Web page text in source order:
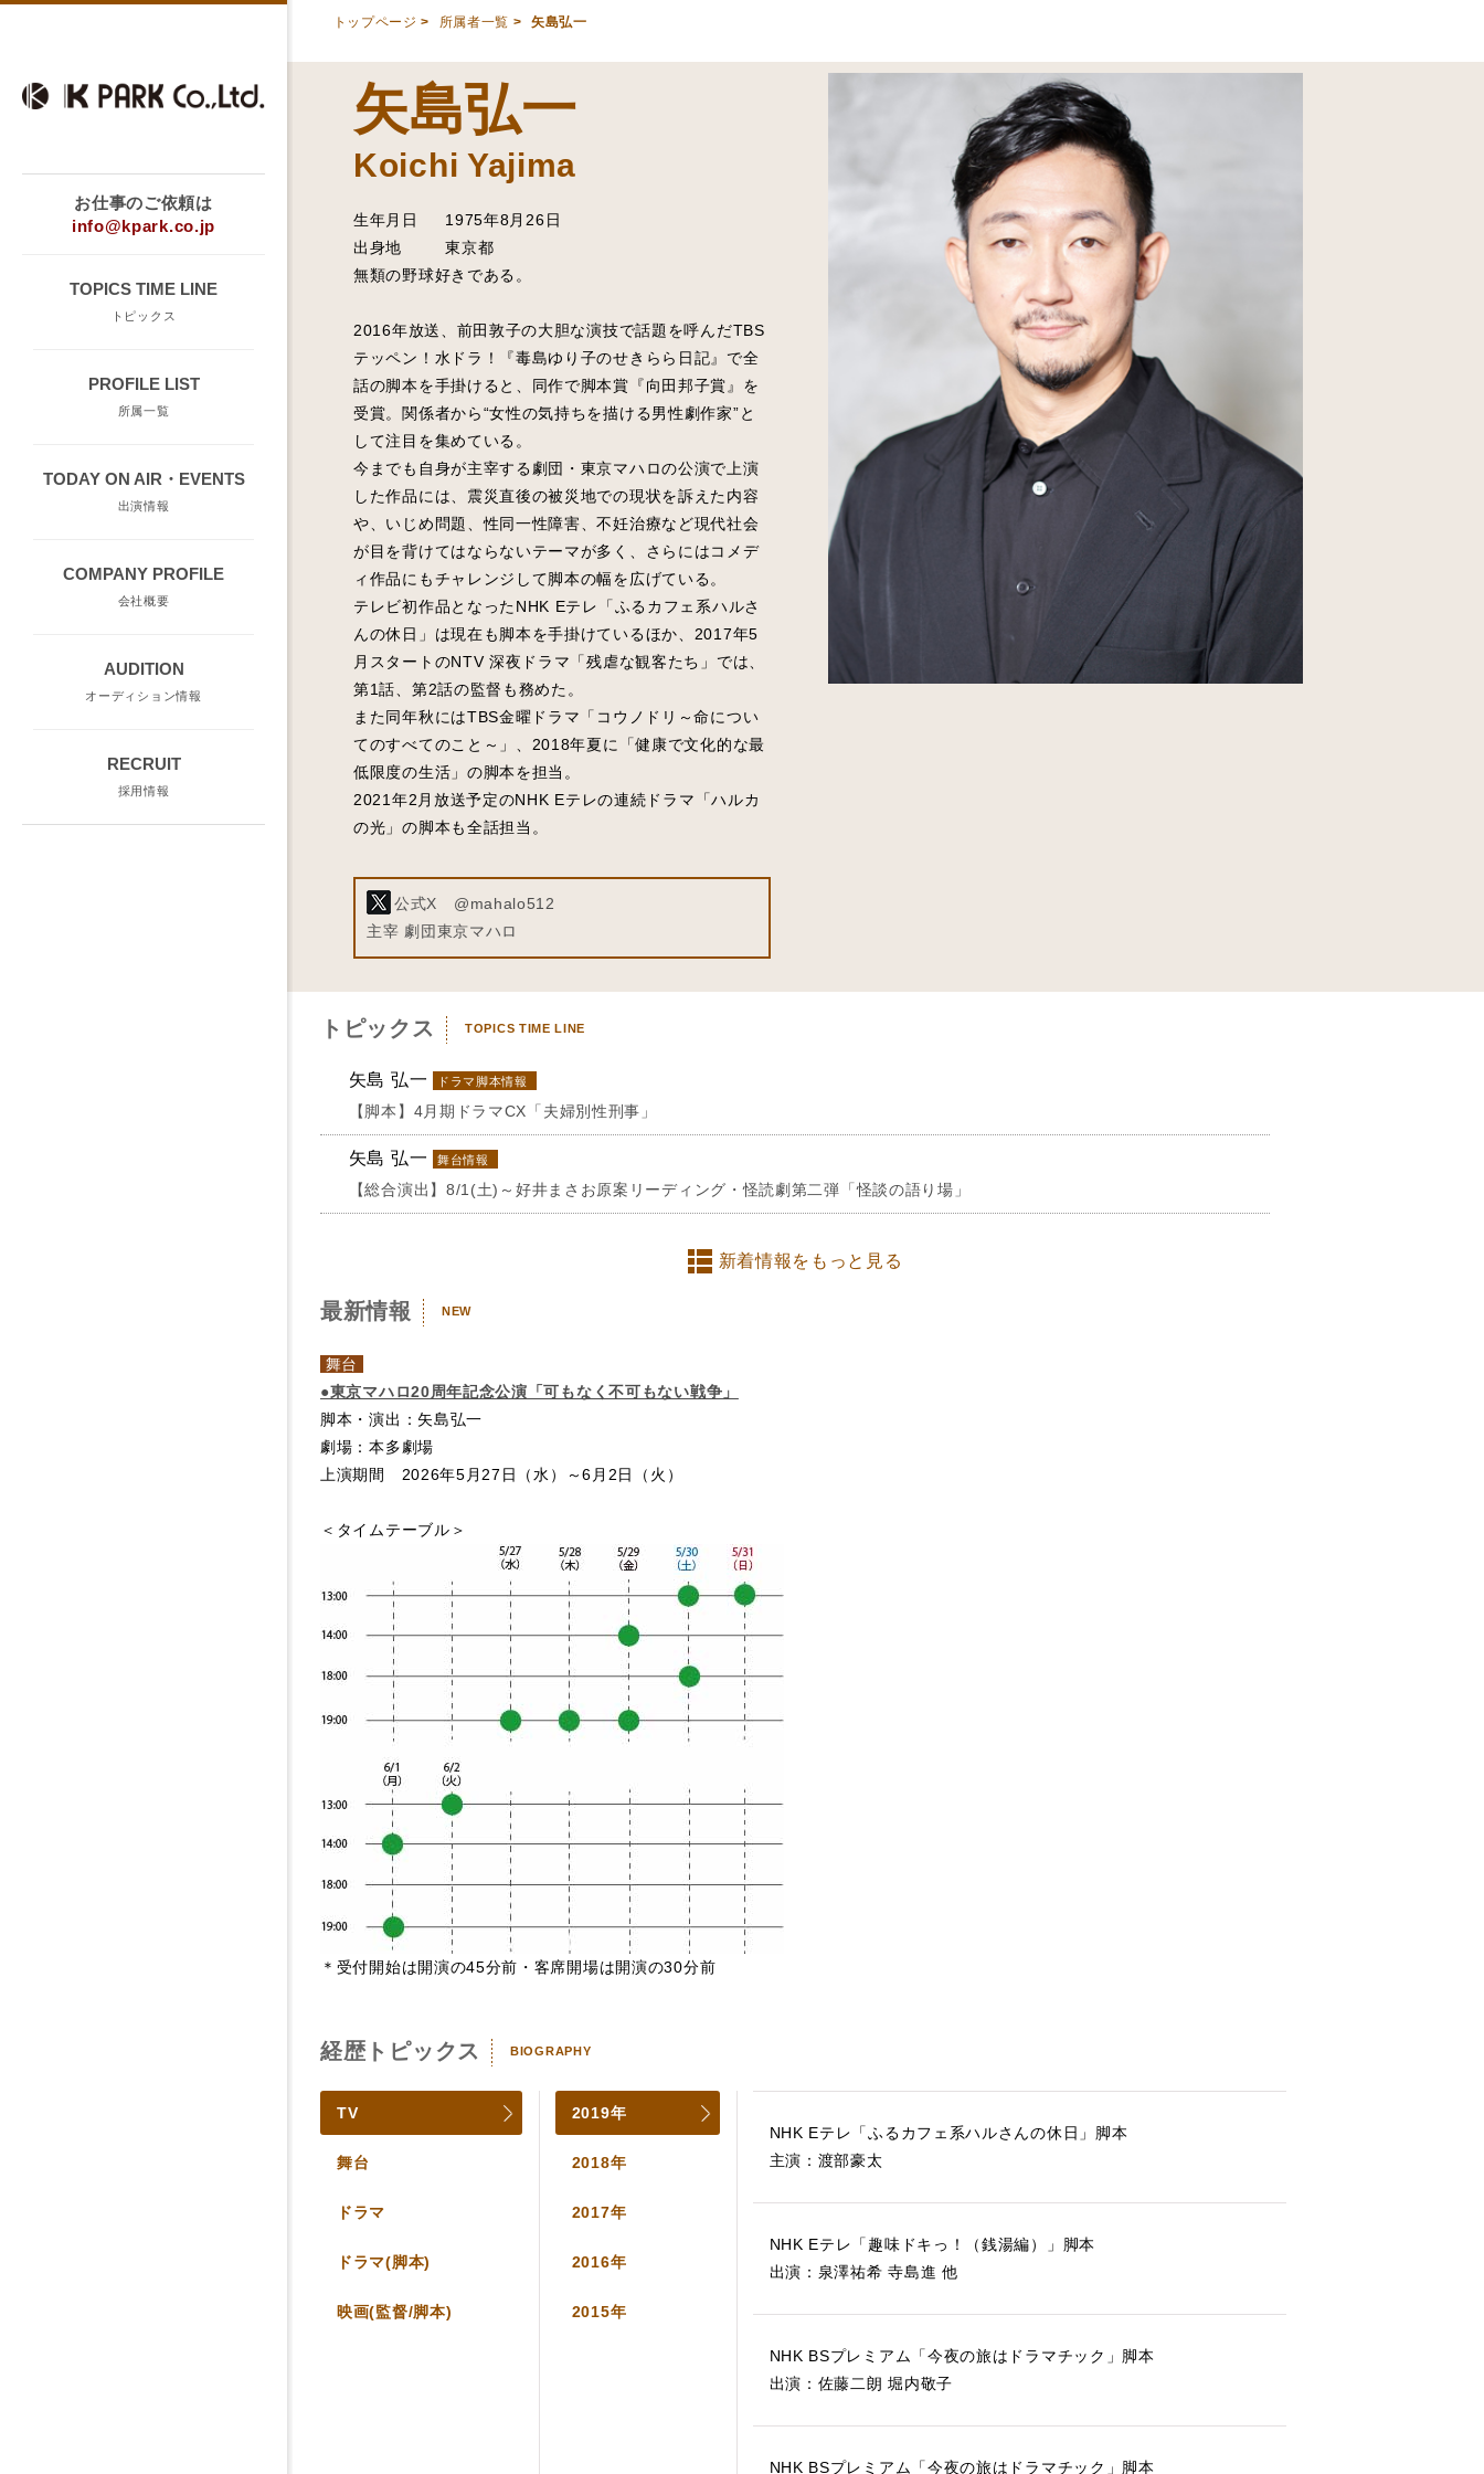
お仕事のご依頼は
info@kpark.co.jp
TOPICS TIME LINE
トピックス
PROFILE LIST
所属一覧
TODAY ON AIR・EVENTS
出演情報
COMPANY PROFILE
会社概要
AUDITION
オーディション情報
RECRUIT
採用情報
トップページ > 所属者一覧 > 矢島弘一
矢島弘一
Koichi Yajima
生年月日
1975年8月26日
出身地
東京都
無類の野球好きである。
2016年放送、前田敦子の大胆な演技で話題を呼んだTBS
テッペン！水ドラ！『毒島ゆり子のせきらら日記』で全
話の脚本を手掛けると、同作で脚本賞『向田邦子賞』を
受賞。関係者から“女性の気持ちを描ける男性劇作家”と
して注目を集めている。
今までも自身が主宰する劇団・東京マハロの公演で上演
した作品には、震災直後の被災地での現状を訴えた内容
や、いじめ問題、性同一性障害、不妊治療など現代社会
が目を背けてはならないテーマが多く、さらにはコメデ
ィ作品にもチャレンジして脚本の幅を広げている。
テレビ初作品となったNHK Eテレ「ふるカフェ系ハルさ
んの休日」は現在も脚本を手掛けているほか、2017年5
月スタートのNTV 深夜ドラマ「残虐な観客たち」では、
第1話、第2話の監督も務めた。
また同年秋にはTBS金曜ドラマ「コウノドリ～命につい
てのすべてのこと～」、2018年夏に「健康で文化的な最
低限度の生活」の脚本を担当。
2021年2月放送予定のNHK Eテレの連続ドラマ「ハルカ
の光」の脚本も全話担当。
公式X @mahalo512
主宰 劇団東京マハロ
トピックス TOPICS TIME LINE
矢島 弘一 ドラマ脚本情報
【脚本】4月期ドラマCX「夫婦別性刑事」
矢島 弘一 舞台情報
【総合演出】8/1(土)～好井まさお原案リーディング・怪読劇第二弾「怪談の語り場」
新着情報をもっと見る
最新情報 NEW
舞台
●東京マハロ20周年記念公演「可もなく不可もない戦争」
脚本・演出：矢島弘一
劇場：本多劇場
上演期間 2026年5月27日（水）～6月2日（火）
＜タイムテーブル＞
＊受付開始は開演の45分前・客席開場は開演の30分前
経歴トピックス BIOGRAPHY
TV
2019年
NHK Eテレ「ふるカフェ系ハルさんの休日」脚本
主演：渡部豪太
NHK Eテレ「趣味ドキっ！（銭湯編）」脚本
出演：泉澤祐希 寺島進 他
NHK BSプレミアム「今夜の旅はドラマチック」脚本
出演：佐藤二朗 堀内敬子
NHK BSプレミアム「今夜の旅はドラマチック」脚本
2018年
2017年
2016年
2015年
舞台
ドラマ
ドラマ(脚本)
映画(監督/脚本)